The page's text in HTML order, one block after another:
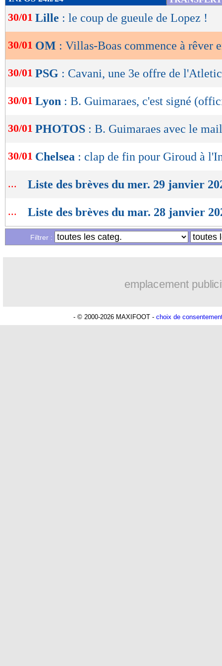
de
lecture
OK
30/01 Lille : le coup de gueule de Lopez !
30/01 OM : Villas-Boas commence à rêver
30/01 PSG : Cavani, une 3e offre de
30/01 Lyon : B. Guimaraes, c'est signé
30/01 PHOTOS : B. Guimaraes avec le
30/01 Chelsea : clap de fin pour Giroud à
... Liste des brèves du mer. 29 janvier
... Liste des brèves du mar. 28 janvier
Filtrer :
emplacement
- © 2000-2026 MAXIFOOT - choix de